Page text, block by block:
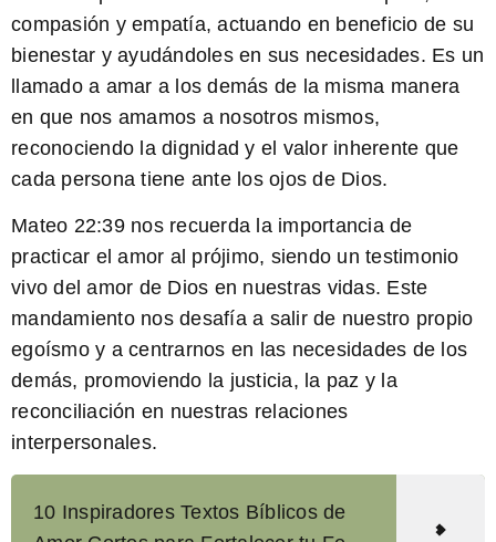
compasión y empatía, actuando en beneficio de su
bienestar y ayudándoles en sus necesidades. Es un
llamado a amar a los demás de la misma manera
en que nos amamos a nosotros mismos,
reconociendo la dignidad y el valor inherente que
cada persona tiene ante los ojos de Dios.
Mateo 22:39 nos recuerda la importancia de
practicar el amor al prójimo, siendo un testimonio
vivo del amor de Dios en nuestras vidas. Este
mandamiento nos desafía a salir de nuestro propio
egoísmo y a centrarnos en las necesidades de los
demás, promoviendo la justicia, la paz y la
reconciliación en nuestras relaciones
interpersonales.
10 Inspiradores Textos Bíblicos de